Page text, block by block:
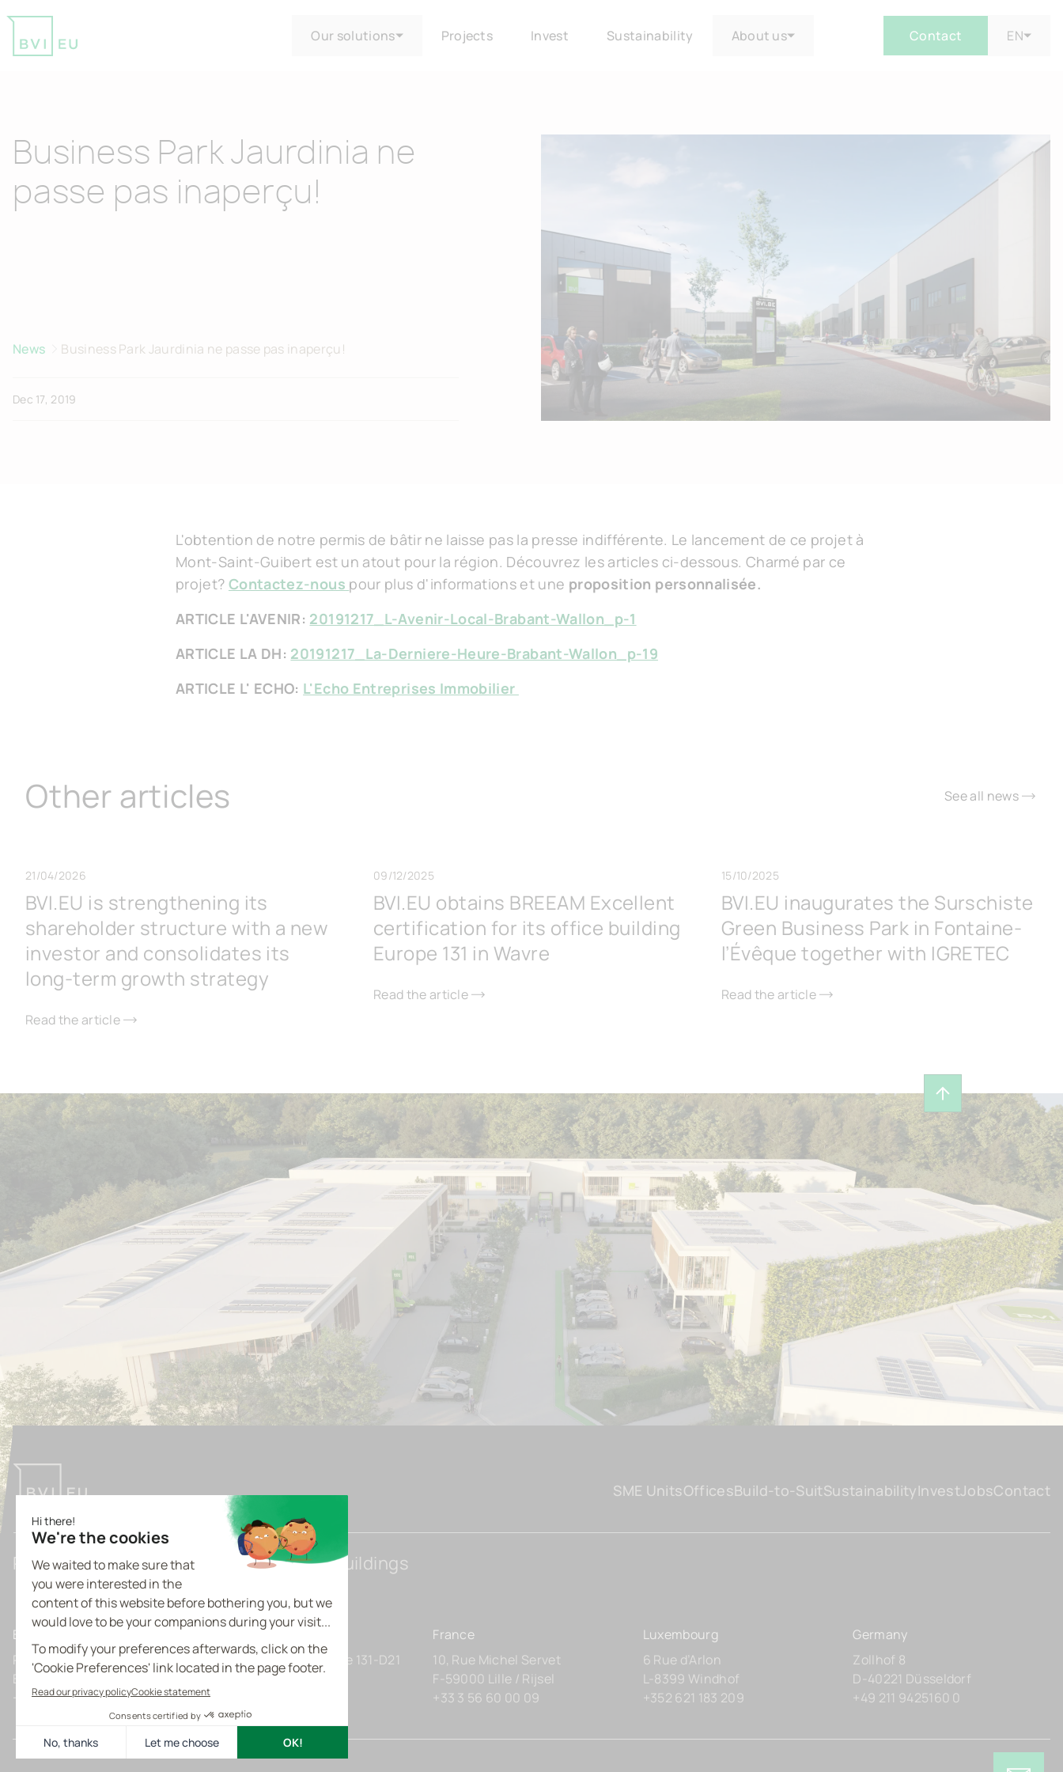
Our solutions Projects Invest Sustainability About us Contact EN
Business Park Jaurdinia ne
passe pas inaperçu!
News Business Park Jaurdinia ne passe pas inaperçu!
Dec 17, 2019
L'obtention de notre permis de bâtir ne laisse pas la presse indifférente. Le lancement de ce projet à
Mont-Saint-Guibert est un atout pour la région. Découvrez les articles ci-dessous. Charmé par ce
projet? Contactez-nous pour plus d'informations et une proposition personnalisée.
ARTICLE L'AVENIR: 20191217_L-Avenir-Local-Brabant-Wallon_p-1
ARTICLE LA DH: 20191217_La-Derniere-Heure-Brabant-Wallon_p-19
ARTICLE L' ECHO: L'Echo Entreprises Immobilier
Other articles
21/04/2026
BVI.EU is strengthening its
shareholder structure with a new
investor and consolidates its
long-term growth strategy
Read the article
09/12/2025
BVI.EU obtains BREEAM Excellent
certification for its office building
Europe 131 in Wavre
Read the article
15/10/2025
BVI.EU inaugurates the Surschiste
Green Business Park in Fontaine-
l’Évêque together with IGRETEC
Read the article
See all news
SME UnitsOfficesBuild-to-SuitSustainabilityInvestJobsContact
Pioneering Tomorrow's Light Industrial Buildings
Belgium
Prins Boudewijnlaan 7 C0201
B-2550 Kontich
+32 3 355 09 09
Boulevard de l’Europe 131-D21
B-1300 Wavre
France
10, Rue Michel Servet
F-59000 Lille / Rijsel
+33 3 56 60 00 09
Luxembourg
6 Rue d’Arlon
L-8399 Windhof
+352 621 183 209
Germany
Zollhof 8
D-40221 Düsseldorf
+49 211 9425160 0
Back to top of page